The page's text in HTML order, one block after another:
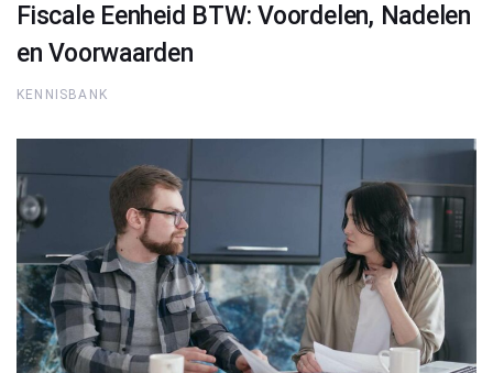
Fiscale Eenheid BTW: Voordelen, Nadelen
en Voorwaarden
KENNISBANK